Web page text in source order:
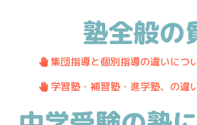
塾全般の
. 集団指導と個別指導の違いにつ
. 学習塾・補習塾・進学塾、の違